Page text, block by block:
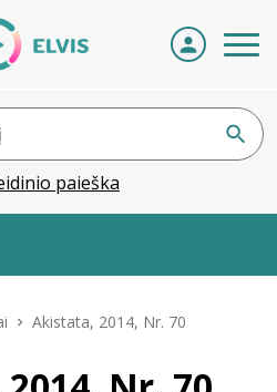
paieška
Akistata, 2014, Nr. 70